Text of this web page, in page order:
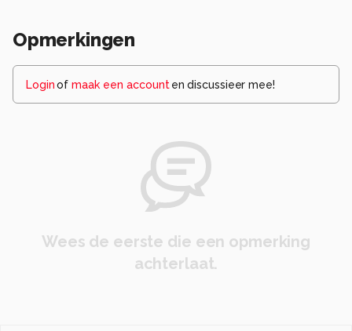
Opmerkingen
Loginof maak een account en discussieer mee!
Wees de eerste die een opmerking
achterlaat.